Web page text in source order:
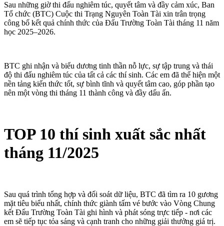
Sau những giờ thi đấu nghiêm túc, quyết tâm và đầy cảm xúc, Ban
Tổ chức (BTC) Cuộc thi Trạng Nguyên Toàn Tài xin trân trọng
công bố kết quả chính thức của Đấu Trường Toàn Tài tháng 11 năm
học 2025–2026.
BTC ghi nhận và biểu dương tinh thần nỗ lực, sự tập trung và thái
độ thi đấu nghiêm túc của tất cả các thí sinh. Các em đã thể hiện một
nền tảng kiến thức tốt, sự bình tĩnh và quyết tâm cao, góp phần tạo
nên một vòng thi tháng 11 thành công và đầy dấu ấn.
TOP 10 thí sinh xuất sắc nhất
tháng 11/2025
Sau quá trình tổng hợp và đối soát dữ liệu, BTC đã tìm ra 10 gương
mặt tiêu biểu nhất, chính thức giành tấm vé bước vào Vòng Chung
kết Đấu Trường Toàn Tài ghi hình và phát sóng trực tiếp - nơi các
em sẽ tiếp tục tỏa sáng và cạnh tranh cho những giải thưởng giá trị.